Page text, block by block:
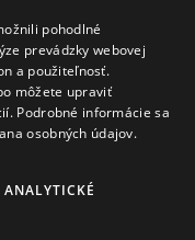
pohodlné
prevádzky webovej
a použiteľnosť.
môžete upraviť
Podrobné informácie sa
osobných údajov.
ANALYTICKÉ